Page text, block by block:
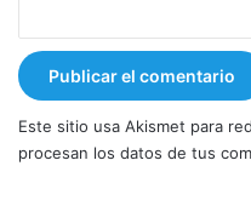
Este sitio usa Akismet para
procesan los datos de tus